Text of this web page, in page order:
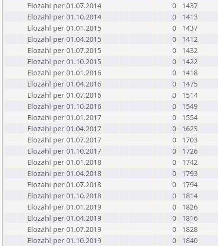
Elozahl per 01.07.2014
0
1437
Elozahl per 01.10.2014
0
1413
Elozahl per 01.01.2015
0
1437
Elozahl per 01.04.2015
0
1412
Elozahl per 01.07.2015
0
1432
Elozahl per 01.10.2015
0
1422
Elozahl per 01.01.2016
0
1418
Elozahl per 01.04.2016
0
1475
Elozahl per 01.07.2016
0
1514
Elozahl per 01.10.2016
0
1549
Elozahl per 01.01.2017
0
1554
Elozahl per 01.04.2017
0
1623
Elozahl per 01.07.2017
0
1703
Elozahl per 01.10.2017
0
1726
Elozahl per 01.01.2018
0
1742
Elozahl per 01.04.2018
0
1793
Elozahl per 01.07.2018
0
1794
Elozahl per 01.10.2018
0
1814
Elozahl per 01.01.2019
0
1826
Elozahl per 01.04.2019
0
1816
Elozahl per 01.07.2019
0
1828
Elozahl per 01.10.2019
0
1840